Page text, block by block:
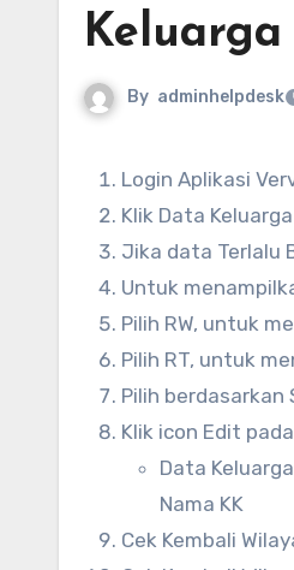
Keluarga
By adminhelpdesk
Login Aplikasi
Klik Data Keluarga
Jika data Terlalu
Untuk
Pilih RW, untuk
Pilih RT, untuk
Pilih
Klik icon Edit
Data
Nama KK
Cek Kembali